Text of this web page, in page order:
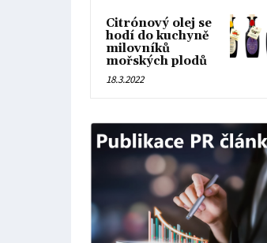
Citrónový olej se
hodí do kuchyně
milovníků
mořských plodů
18.3.2022